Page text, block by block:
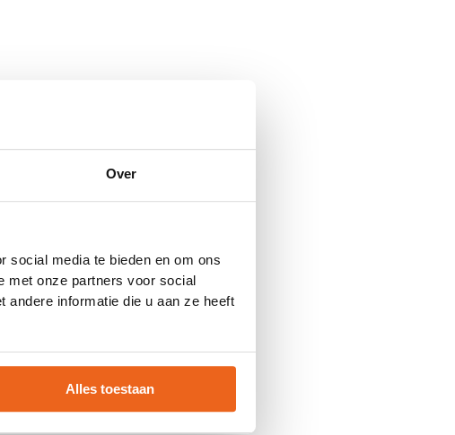
Over
social media te bieden en om ons
met onze partners voor social
andere informatie die u aan ze heeft
Alles toestaan